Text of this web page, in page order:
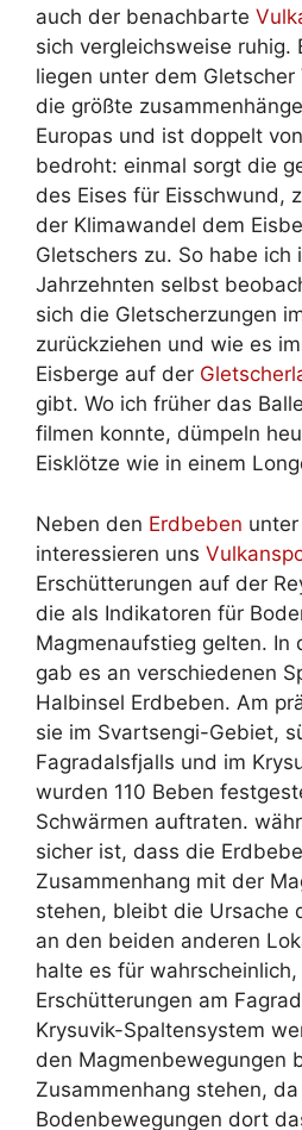
auch der benachbarte
sich vergleichsweise ruhig.
liegen unter dem
die größte
Europas und ist doppelt
bedroht: einmal sorgt die
des Eises für Eisschwund,
der Klimawandel dem
Gletschers zu. So habe ich
Jahrzehnten selbst
sich die Gletscherzungen
zurückziehen und wie es
Eisberge auf der
gibt. Wo ich früher das
filmen konnte, dümpeln
Eisklötze wie in einem
Neben den Erdbeben
interessieren uns
Erschütterungen auf der
die als Indikatoren für
Magmenaufstieg gelten. In
gab es an verschiedenen
Halbinsel Erdbeben. Am
sie im Svartsengi-Gebiet,
Fagradalsfjalls und im
wurden 110 Beben
Schwärmen auftraten.
sicher ist, dass die
Zusammenhang mit der
stehen, bleibt die Ursache
an den beiden anderen
halte es für
Erschütterungen am
Krysuvik-Spaltensystem
den Magmenbewegungen
Zusammenhang stehen,
Bodenbewegungen dort